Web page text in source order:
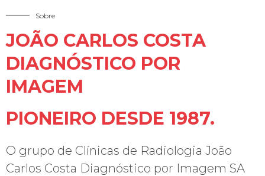
Sobre
JOÃO CARLOS COSTA
DIAGNÓSTICO POR
IMAGEM
PIONEIRO DESDE 1987.
O grupo de Clínicas de Radiologia João
Carlos Costa Diagnóstico por Imagem SA